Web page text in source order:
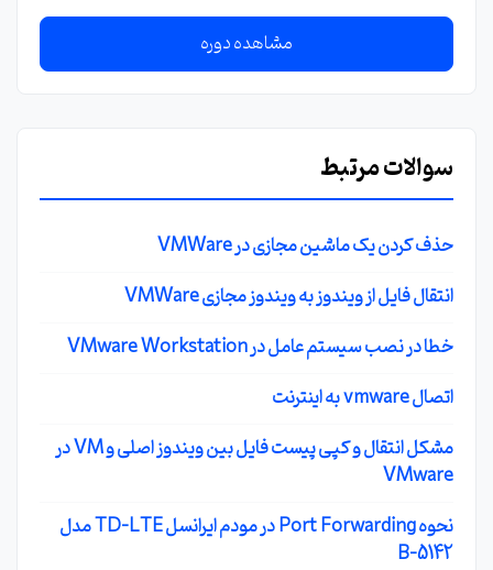
مشاهده دوره
سوالات مرتبط
حذف کردن یک ماشین مجازی در VMWare
انتقال فایل از ویندوز به ویندوز مجازی VMWare
خطا در نصب سیستم عامل در VMware Workstation
اتصال vmware به اینترنت
مشکل انتقال و کپی پیست فایل بین ویندوز اصلی و VM در
VMware
نحوه Port Forwarding در مودم ایرانسل TD-LTE مدل
B-5142